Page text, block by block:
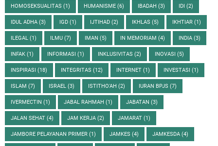
HOMOSEKSUALITAS (1) HUMANISME (6) IBADAH (3) IDI (2)
IDUL ADHA (3) IGD (1) IJTIHAD (2) IKHLAS (5) IKHTIAR (1)
ILEGAL (1) ILMU (7) IMAN (5) IN MEMORIAM (4) INDIA (3)
INFAK (1) INFORMASI (1) INKLUSIVITAS (2) INOVASI (5)
INSPIRASI (18) INTEGRITAS (12) INTERNET (1) INVESTASI (1)
ISLAM (7) ISRAEL (3) ISTITHO'AH (2) IURAN BPJS (7)
IVERMECTIN (1) JABAL RAHMAH (1) JABATAN (3)
JALAN SEHAT (4) JAM KERJA (2) JAMARAT (1)
JAMBORE PELAYANAN PRIMER (1) JAMKES (4) JAMKESDA (4)